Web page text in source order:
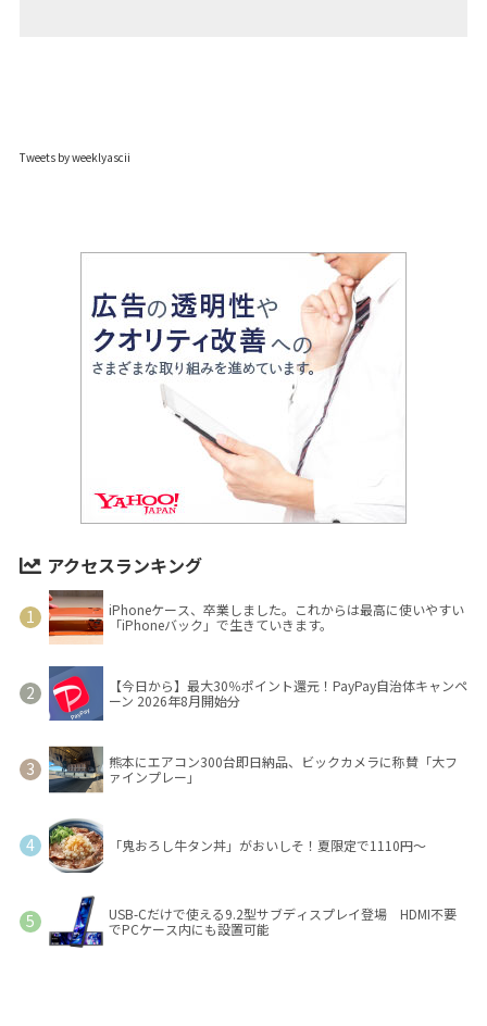
Tweets by weeklyascii
アクセスランキング
iPhoneケース、卒業しました。これからは最高に使いやすい
「iPhoneバック」で生きていきます。
【今日から】最大30％ポイント還元！PayPay自治体キャンペ
ーン 2026年8月開始分
熊本にエアコン300台即日納品、ビックカメラに称賛「大フ
ァインプレー」
「鬼おろし牛タン丼」がおいしそ！夏限定で1110円～
USB-Cだけで使える9.2型サブディスプレイ登場 HDMI不要
でPCケース内にも設置可能